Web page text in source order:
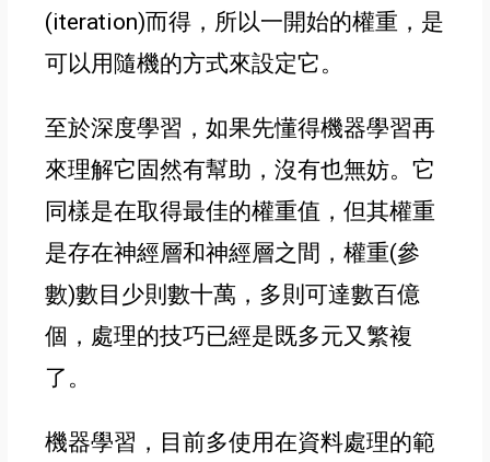
(iteration)而得 ，所以一開始的權重 ，是
可以用隨機的方式來設定它。
至於深度學習 ，如果先懂得機器學習再
來理解它固然有幫助 ，沒有也無妨。它
同樣是在取得最佳的權重值 ，但其權重
是存在神經層和神經層之間 ，權重(參
數)數目少則數十萬 ，多則可達數百億
個 ，處理的技巧已經是既多元又繁複
了 。
機器學習 ， 目前多使用在資料處理的範